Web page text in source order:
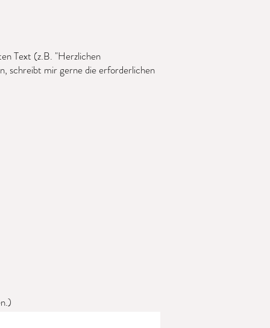
Text (z.B. "Herzlichen
schreibt mir gerne die erforderlichen